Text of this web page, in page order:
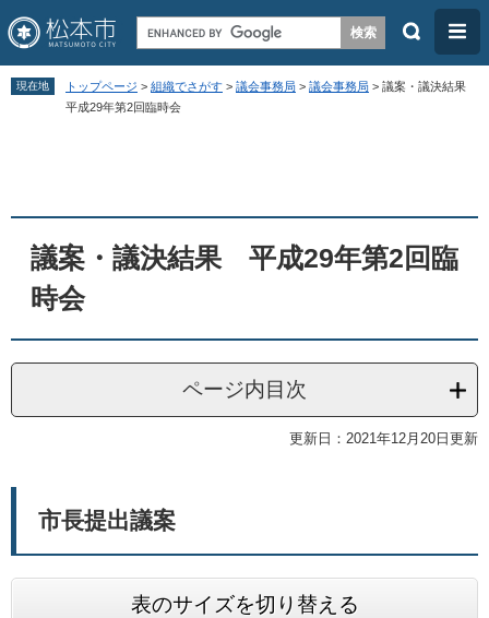
ペ
メ
へ
検
メ
ニ
ュ
現在地 トップページ > 組織でさがす > 議会事務局 > 議会事務局 > 議案・議決結果
平成29年第2回臨時会
議案・議決結果 平成29年第2回臨
時会
ページ内目次
更新日：2021年12月20日更新
市長提出議案
表のサイズを切り替える